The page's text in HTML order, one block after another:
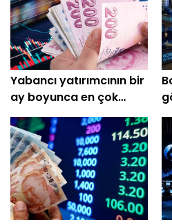
Yabancı yatırımcının bir
ay boyunca en çok
aldığı hisseler